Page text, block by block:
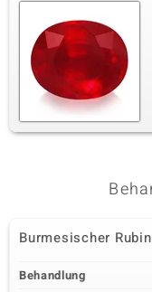
Burmesischer Rubin
Behandlung